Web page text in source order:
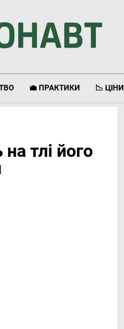
💼 ПРАКТИКИ 📉 ЦІНИ
тлі його